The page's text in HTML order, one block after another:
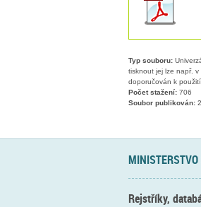
Typ souboru:
tisknout jej lze např. v
doporučován k
Počet stažení: 706
Soubor publikován:
Rejstříky,